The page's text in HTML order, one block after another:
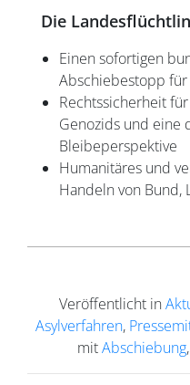
Die
Einen sofortigen
Abschiebestopp
Rechtssicherheit
Genozids und eine
Bleibeperspektive
Humanitäres und
Handeln von Bund,
Veröffentlicht in
Asylverfahren,
mitAbschiebung,